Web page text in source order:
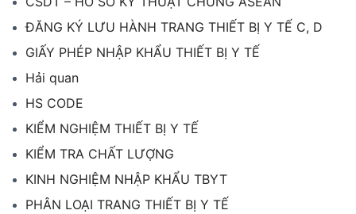
ĐĂNG KÝ LƯU HÀNH TRANG THIẾT BỊ Y TẾ C, D
GIẤY PHÉP NHẬP KHẨU THIẾT BỊ Y TẾ
Hải quan
HS CODE
KIỂM NGHIỆM THIẾT BỊ Y TẾ
KIỂM TRA CHẤT LƯỢNG
KINH NGHIỆM NHẬP KHẨU TBYT
PHÂN LOẠI TRANG THIẾT BỊ Y TẾ